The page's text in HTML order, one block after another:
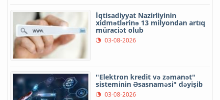
İqtisadiyyat Nazirliyinin
xidmətlərinə 13 milyondan artıq
müraciət olub
03-08-2026
"Elektron kredit və zəmanət"
sisteminin Əsasnaməsi" dəyişib
03-08-2026